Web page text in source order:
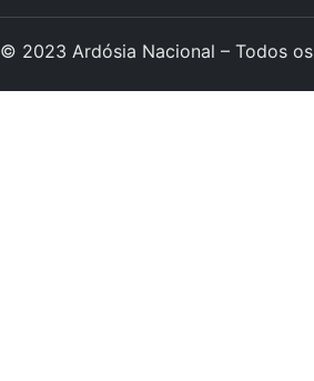
© 2023 Ardósia Nacional – Todos